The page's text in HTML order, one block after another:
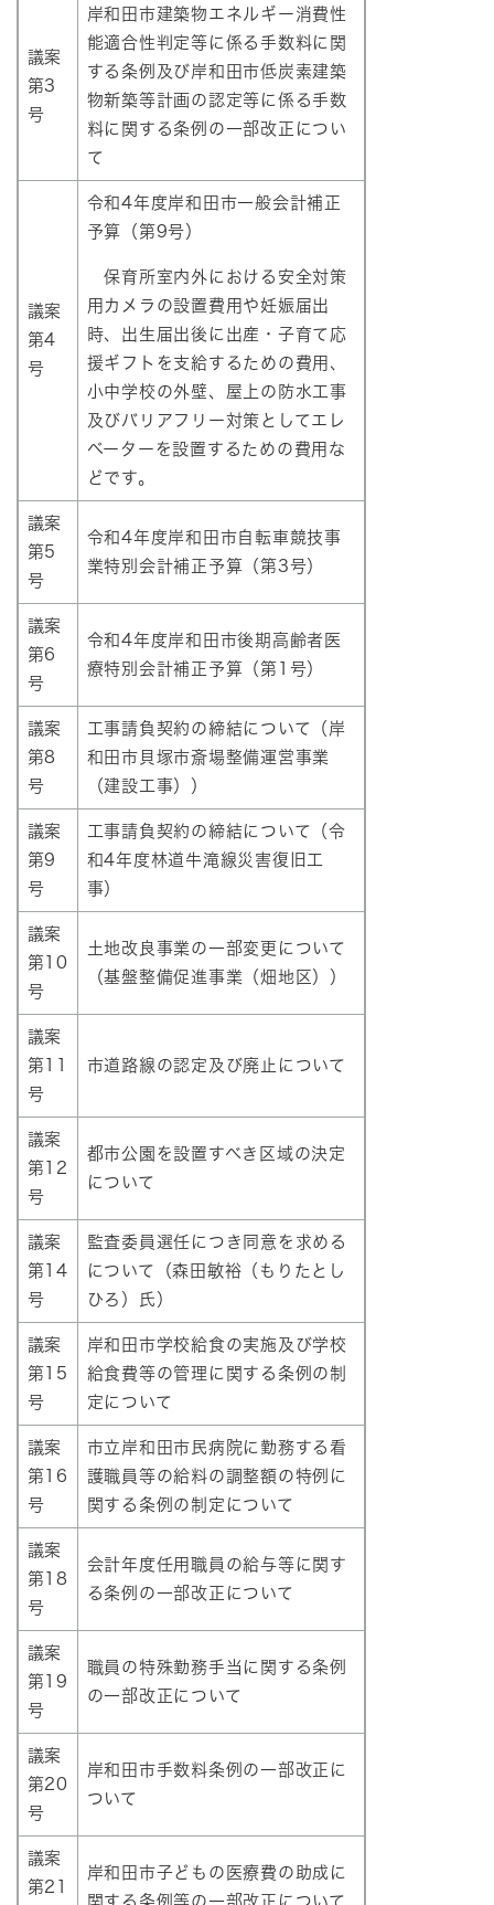
議案
第3
号
岸和田市建築物エネルギー消費性
能適合性判定等に係る手数料に関
する条例及び岸和田市低炭素建築
物新築等計画の認定等に係る手数
料に関する条例の一部改正につい
て
議案
第4
号
令和4年度岸和田市一般会計補正
予算（第9号）
保育所室内外における安全対策
用カメラの設置費用や妊娠届出
時、出生届出後に出産・子育て応
援ギフトを支給するための費用、
小中学校の外壁、屋上の防水工事
及びバリアフリー対策としてエレ
ベーターを設置するための費用な
どです。
議案
第5
号
令和4年度岸和田市自転車競技事
業特別会計補正予算（第3号）
議案
第6
号
令和4年度岸和田市後期高齢者医
療特別会計補正予算（第1号）
議案
第8
号
工事請負契約の締結について（岸
和田市貝塚市斎場整備運営事業
（建設工事））
議案
第9
号
工事請負契約の締結について（令
和4年度林道牛滝線災害復旧工
事）
議案
第10
号
土地改良事業の一部変更について
（基盤整備促進事業（畑地区））
議案
第11
号
市道路線の認定及び廃止について
議案
第12
号
都市公園を設置すべき区域の決定
について
議案
第14
号
監査委員選任につき同意を求める
について（森田敏裕（もりたとし
ひろ）氏）
議案
第15
号
岸和田市学校給食の実施及び学校
給食費等の管理に関する条例の制
定について
議案
第16
号
市立岸和田市民病院に勤務する看
護職員等の給料の調整額の特例に
関する条例の制定について
議案
第18
号
会計年度任用職員の給与等に関す
る条例の一部改正について
議案
第19
号
職員の特殊勤務手当に関する条例
の一部改正について
議案
第20
号
岸和田市手数料条例の一部改正に
ついて
議案
第21
岸和田市子どもの医療費の助成に
関する条例等の一部改正について